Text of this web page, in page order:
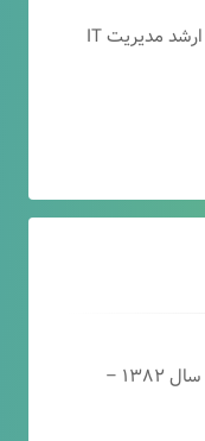
_مقطع کارشناسی ارشد: کارشناسی ارشد مدیریت IT
سال ۱۳۸۲ –